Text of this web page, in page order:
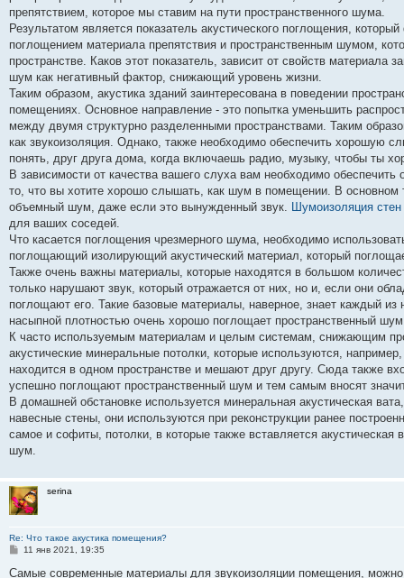
препятствием, которое мы ставим на пути пространственного шума.
Результатом является показатель акустического поглощения,
поглощением материала препятствия и пространственным шумом,
пространстве. Каков этот показатель, зависит от свойств материала
шум как негативный фактор, снижающий уровень жизни.
Таким образом, акустика зданий заинтересована в поведении
помещениях. Основное направление - это попытка уменьшить
между двумя структурно разделенными пространствами. Таким
как звукоизоляция. Однако, также необходимо обеспечить хорошую
понять, друг друга дома, когда включаешь радио, музыку, чтобы ты
В зависимости от качества вашего слуха вам необходимо
то, что вы хотите хорошо слышать, как шум в помещении. В основном
объемный шум, даже если это вынужденный звук. Шумоизоляция стен
для ваших соседей.
Что касается поглощения чрезмерного шума, необходимо
поглощающий изолирующий акустический материал, который
Также очень важны материалы, которые находятся в большом
только нарушают звук, который отражается от них, но и, если они
поглощают его. Такие базовые материалы, наверное, знает каждый
насыпной плотностью очень хорошо поглощает пространственный
К часто используемым материалам и целым системам, снижающим
акустические минеральные потолки, которые используются,
находится в одном пространстве и мешают друг другу. Сюда также
успешно поглощают пространственный шум и тем самым вносят
В домашней обстановке используется минеральная акустическая
навесные стены, они используются при реконструкции ранее
самое и софиты, потолки, в которые также вставляется
шум.
serina
Re: Что такое акустика помещения?
С
о
11 янв 2021, 19:35
Самые современные материалы для звукоизоляции помещения,